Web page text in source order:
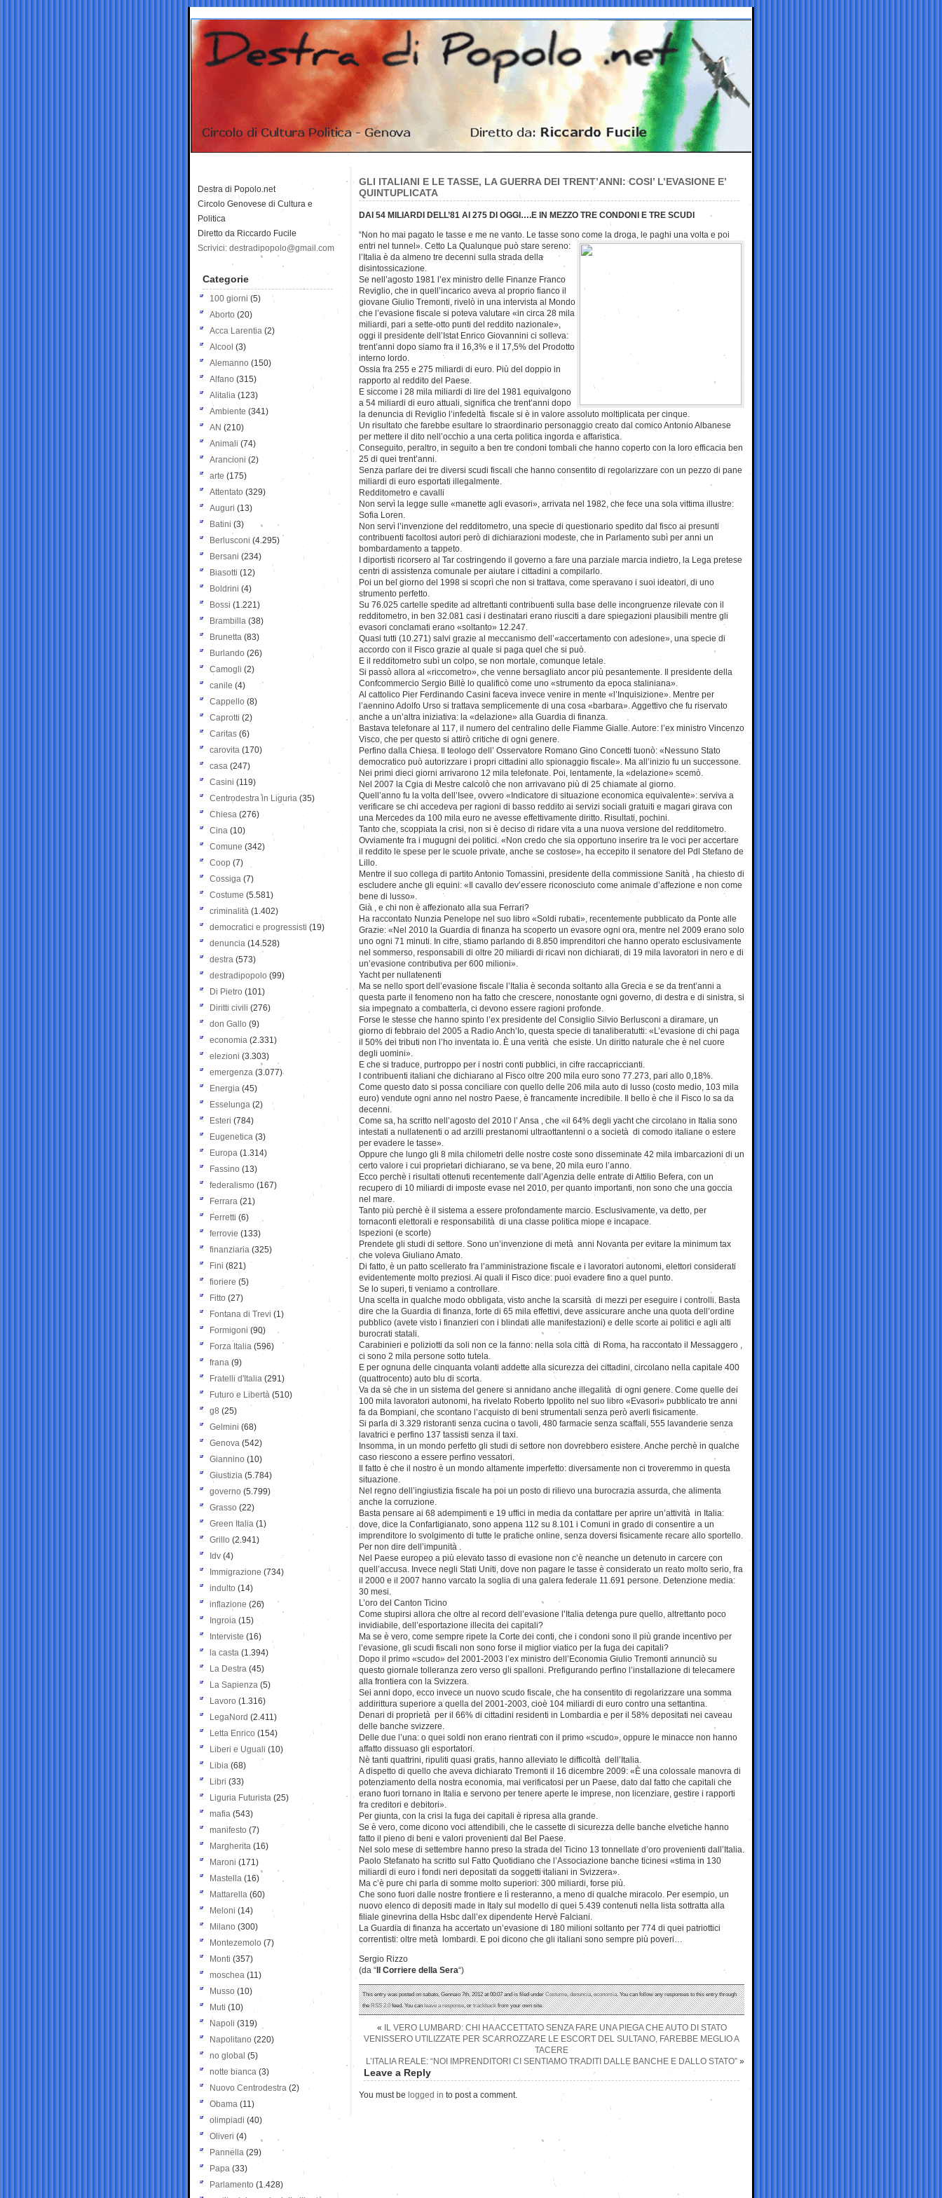
GLI ITALIANI E LE TASSE, LA GUERRA DEI TRENT’ANNI: COSI’ L’EVASIONE E’
QUINTUPLICATA
DAI 54 MILIARDI DELL’81 AI 275 DI OGGI….E IN MEZZO TRE CONDONI E TRE SCUDI
“Non ho mai pagato le tasse e me ne vanto. Le tasse sono come la droga, le paghi una volta e poi
entri nel tunnel». Cetto La Qualunque può stare sereno:
l’Italia è da almeno tre decenni sulla strada della
disintossicazione.
Se nell’agosto 1981 l’ex ministro delle Finanze Franco
Reviglio, che in quell’incarico aveva al proprio fianco il
giovane Giulio Tremonti, rivelò in una intervista al Mondo
che l’evasione fiscale si poteva valutare «in circa 28 mila
miliardi, pari a sette-otto punti del reddito nazionale»,
oggi il presidente dell’Istat Enrico Giovannini ci solleva:
trent’anni dopo siamo fra il 16,3% e il 17,5% del Prodotto
interno lordo.
Ossia fra 255 e 275 miliardi di euro. Più del doppio in
rapporto al reddito del Paese.
E siccome i 28 mila miliardi di lire del 1981 equivalgono
a 54 miliardi di euro attuali, significa che trent’anni dopo
la denuncia di Reviglio l’infedeltà fiscale si è in valore assoluto moltiplicata per cinque.
Un risultato che farebbe esultare lo straordinario personaggio creato dal comico Antonio Albanese
per mettere il dito nell’occhio a una certa politica ingorda e affaristica.
Conseguito, peraltro, in seguito a ben tre condoni tombali che hanno coperto con la loro efficacia ben
25 di quei trent’anni.
Senza parlare dei tre diversi scudi fiscali che hanno consentito di regolarizzare con un pezzo di pane
miliardi di euro esportati illegalmente.
Redditometro e cavalli
Non servì la legge sulle «manette agli evasori», arrivata nel 1982, che fece una sola vittima illustre:
Sofia Loren.
Non servì l’invenzione del redditometro, una specie di questionario spedito dal fisco ai presunti
contribuenti facoltosi autori però di dichiarazioni modeste, che in Parlamento subì per anni un
bombardamento a tappeto.
I diportisti ricorsero al Tar costringendo il governo a fare una parziale marcia indietro, la Lega pretese
centri di assistenza comunale per aiutare i cittadini a compilarlo.
Poi un bel giorno del 1998 si scoprì che non si trattava, come speravano i suoi ideatori, di uno
strumento perfetto.
Su 76.025 cartelle spedite ad altrettanti contribuenti sulla base delle incongruenze rilevate con il
redditometro, in ben 32.081 casi i destinatari erano riusciti a dare spiegazioni plausibili mentre gli
evasori conclamati erano «soltanto» 12.247.
Quasi tutti (10.271) salvi grazie al meccanismo dell’«accertamento con adesione», una specie di
accordo con il Fisco grazie al quale si paga quel che si può.
E il redditometro subì un colpo, se non mortale, comunque letale.
Si passò allora al «riccometro», che venne bersagliato ancor più pesantemente. Il presidente della
Confcommercio Sergio Billè lo qualificò come uno «strumento da epoca staliniana».
Al cattolico Pier Ferdinando Casini faceva invece venire in mente «l’Inquisizione». Mentre per
l’aennino Adolfo Urso si trattava semplicemente di una cosa «barbara». Aggettivo che fu riservato
anche a un’altra iniziativa: la «delazione» alla Guardia di finanza.
Bastava telefonare al 117, il numero del centralino delle Fiamme Gialle. Autore: l’ex ministro Vincenzo
Visco, che per questo si attirò critiche di ogni genere.
Perfino dalla Chiesa. Il teologo dell’ Osservatore Romano Gino Concetti tuonò: «Nessuno Stato
democratico può autorizzare i propri cittadini allo spionaggio fiscale». Ma all’inizio fu un successone.
Nei primi dieci giorni arrivarono 12 mila telefonate. Poi, lentamente, la «delazione» scemò.
Nel 2007 la Cgia di Mestre calcolò che non arrivavano più di 25 chiamate al giorno.
Quell’anno fu la volta dell’Isee, ovvero «Indicatore di situazione economica equivalente»: serviva a
verificare se chi accedeva per ragioni di basso reddito ai servizi sociali gratuiti e magari girava con
una Mercedes da 100 mila euro ne avesse effettivamente diritto. Risultati, pochini.
Tanto che, scoppiata la crisi, non si è deciso di ridare vita a una nuova versione del redditometro.
Ovviamente fra i mugugni dei politici. «Non credo che sia opportuno inserire tra le voci per accertare
il reddito le spese per le scuole private, anche se costose», ha eccepito il senatore del Pdl Stefano de
Lillo.
Mentre il suo collega di partito Antonio Tomassini, presidente della commissione Sanità , ha chiesto di
escludere anche gli equini: «Il cavallo dev’essere riconosciuto come animale d’affezione e non come
bene di lusso».
Già , e chi non è affezionato alla sua Ferrari?
Ha raccontato Nunzia Penelope nel suo libro «Soldi rubati», recentemente pubblicato da Ponte alle
Grazie: «Nel 2010 la Guardia di finanza ha scoperto un evasore ogni ora, mentre nel 2009 erano solo
uno ogni 71 minuti. In cifre, stiamo parlando di 8.850 imprenditori che hanno operato esclusivamente
nel sommerso, responsabili di oltre 20 miliardi di ricavi non dichiarati, di 19 mila lavoratori in nero e di
un’evasione contributiva per 600 milioni».
Yacht per nullatenenti
Ma se nello sport dell’evasione fiscale l’Italia è seconda soltanto alla Grecia e se da trent’anni a
questa parte il fenomeno non ha fatto che crescere, nonostante ogni governo, di destra e di sinistra, si
sia impegnato a combatterla, ci devono essere ragioni profonde.
Forse le stesse che hanno spinto l’ex presidente del Consiglio Silvio Berlusconi a diramare, un
giorno di febbraio del 2005 a Radio Anch’Io, questa specie di tanaliberatutti: «L’evasione di chi paga
il 50% dei tributi non l’ho inventata io. È una verità che esiste. Un diritto naturale che è nel cuore
degli uomini».
E che si traduce, purtroppo per i nostri conti pubblici, in cifre raccapriccianti.
I contribuenti italiani che dichiarano al Fisco oltre 200 mila euro sono 77.273, pari allo 0,18%.
Come questo dato si possa conciliare con quello delle 206 mila auto di lusso (costo medio, 103 mila
euro) vendute ogni anno nel nostro Paese, è francamente incredibile. Il bello è che il Fisco lo sa da
decenni.
Come sa, ha scritto nell’agosto del 2010 l’ Ansa , che «il 64% degli yacht che circolano in Italia sono
intestati a nullatenenti o ad arzilli prestanomi ultraottantenni o a società di comodo italiane o estere
per evadere le tasse».
Oppure che lungo gli 8 mila chilometri delle nostre coste sono disseminate 42 mila imbarcazioni di un
certo valore i cui proprietari dichiarano, se va bene, 20 mila euro l’anno.
Ecco perchè i risultati ottenuti recentemente dall’Agenzia delle entrate di Attilio Befera, con un
recupero di 10 miliardi di imposte evase nel 2010, per quanto importanti, non sono che una goccia
nel mare.
Tanto più perchè è il sistema a essere profondamente marcio. Esclusivamente, va detto, per
tornaconti elettorali e responsabilità di una classe politica miope e incapace.
Ispezioni (e scorte)
Prendete gli studi di settore. Sono un’invenzione di metà anni Novanta per evitare la minimum tax
che voleva Giuliano Amato.
Di fatto, è un patto scellerato fra l’amministrazione fiscale e i lavoratori autonomi, elettori considerati
evidentemente molto preziosi. Ai quali il Fisco dice: puoi evadere fino a quel punto.
Se lo superi, ti veniamo a controllare.
Una scelta in qualche modo obbligata, visto anche la scarsità di mezzi per eseguire i controlli. Basta
dire che la Guardia di finanza, forte di 65 mila effettivi, deve assicurare anche una quota dell’ordine
pubblico (avete visto i finanzieri con i blindati alle manifestazioni) e delle scorte ai politici e agli alti
burocrati statali.
Carabinieri e poliziotti da soli non ce la fanno: nella sola città di Roma, ha raccontato il Messaggero ,
ci sono 2 mila persone sotto tutela.
E per ognuna delle cinquanta volanti addette alla sicurezza dei cittadini, circolano nella capitale 400
(quattrocento) auto blu di scorta.
Va da sè che in un sistema del genere si annidano anche illegalità di ogni genere. Come quelle dei
100 mila lavoratori autonomi, ha rivelato Roberto Ippolito nel suo libro «Evasori» pubblicato tre anni
fa da Bompiani, che scontano l’acquisto di beni strumentali senza però averli fisicamente.
Si parla di 3.329 ristoranti senza cucina o tavoli, 480 farmacie senza scaffali, 555 lavanderie senza
lavatrici e perfino 137 tassisti senza il taxi.
Insomma, in un mondo perfetto gli studi di settore non dovrebbero esistere. Anche perchè in qualche
caso riescono a essere perfino vessatori.
Il fatto è che il nostro è un mondo altamente imperfetto: diversamente non ci troveremmo in questa
situazione.
Nel regno dell’ingiustizia fiscale ha poi un posto di rilievo una burocrazia assurda, che alimenta
anche la corruzione.
Basta pensare ai 68 adempimenti e 19 uffici in media da contattare per aprire un’attività in Italia:
dove, dice la Confartigianato, sono appena 112 su 8.101 i Comuni in grado di consentire a un
imprenditore lo svolgimento di tutte le pratiche online, senza doversi fisicamente recare allo sportello.
Per non dire dell’impunità .
Nel Paese europeo a più elevato tasso di evasione non c’è neanche un detenuto in carcere con
quell’accusa. Invece negli Stati Uniti, dove non pagare le tasse è considerato un reato molto serio, fra
il 2000 e il 2007 hanno varcato la soglia di una galera federale 11.691 persone. Detenzione media:
30 mesi.
L’oro del Canton Ticino
Come stupirsi allora che oltre al record dell’evasione l’Italia detenga pure quello, altrettanto poco
invidiabile, dell’esportazione illecita dei capitali?
Ma se è vero, come sempre ripete la Corte dei conti, che i condoni sono il più grande incentivo per
l’evasione, gli scudi fiscali non sono forse il miglior viatico per la fuga dei capitali?
Dopo il primo «scudo» del 2001-2003 l’ex ministro dell’Economia Giulio Tremonti annunciò su
questo giornale tolleranza zero verso gli spalloni. Prefigurando perfino l’installazione di telecamere
alla frontiera con la Svizzera.
Sei anni dopo, ecco invece un nuovo scudo fiscale, che ha consentito di regolarizzare una somma
addirittura superiore a quella del 2001-2003, cioè 104 miliardi di euro contro una settantina.
Denari di proprietà per il 66% di cittadini residenti in Lombardia e per il 58% depositati nei caveau
delle banche svizzere.
Delle due l’una: o quei soldi non erano rientrati con il primo «scudo», oppure le minacce non hanno
affatto dissuaso gli esportatori.
Nè tanti quattrini, ripuliti quasi gratis, hanno alleviato le difficoltà dell’Italia.
A dispetto di quello che aveva dichiarato Tremonti il 16 dicembre 2009: «È una colossale manovra di
potenziamento della nostra economia, mai verificatosi per un Paese, dato dal fatto che capitali che
erano fuori tornano in Italia e servono per tenere aperte le imprese, non licenziare, gestire i rapporti
fra creditori e debitori».
Per giunta, con la crisi la fuga dei capitali è ripresa alla grande.
Se è vero, come dicono voci attendibili, che le cassette di sicurezza delle banche elvetiche hanno
fatto il pieno di beni e valori provenienti dal Bel Paese.
Nel solo mese di settembre hanno preso la strada del Ticino 13 tonnellate d’oro provenienti dall’Italia.
Paolo Stefanato ha scritto sul Fatto Quotidiano che l’Associazione banche ticinesi «stima in 130
miliardi di euro i fondi neri depositati da soggetti italiani in Svizzera».
Ma c’è pure chi parla di somme molto superiori: 300 miliardi, forse più.
Che sono fuori dalle nostre frontiere e lì resteranno, a meno di qualche miracolo. Per esempio, un
nuovo elenco di depositi made in Italy sul modello di quei 5.439 contenuti nella lista sottratta alla
filiale ginevrina della Hsbc dall’ex dipendente Hervè Falciani.
La Guardia di finanza ha accertato un’evasione di 180 milioni soltanto per 774 di quei patriottici
correntisti: oltre metà lombardi. E poi dicono che gli italiani sono sempre più poveri…
Sergio Rizzo
(da “ Il Corriere della Sera“)
This entry was posted on sabato, Gennaio 7th, 2012 at 00:07 and is filed underCostume,denuncia,economia. You can follow any responses to this entry through
theRSS 2.0feed. You canleave a response, ortrackbackfrom your own site.
«
IL VERO LUMBARD: CHI HA ACCETTATO SENZA FARE UNA PIEGA CHE AUTO DI STATO
VENISSERO UTILIZZATE PER SCARROZZARE LE ESCORT DEL SULTANO, FAREBBE MEGLIO A
TACERE
L’ITALIA REALE: “NOI IMPRENDITORI CI SENTIAMO TRADITI DALLE BANCHE E DALLO STATO” »
Leave a Reply
You must be logged in to post a comment.
Destra di Popolo.net
Circolo Genovese di Cultura e
Politica
Diretto da Riccardo Fucile
Scrivici: destradipopolo@gmail.com
Categorie
100 giorni (5)
Aborto (20)
Acca Larentia (2)
Alcool (3)
Alemanno (150)
Alfano (315)
Alitalia (123)
Ambiente (341)
AN (210)
Animali (74)
Arancioni (2)
arte (175)
Attentato (329)
Auguri (13)
Batini (3)
Berlusconi (4.295)
Bersani (234)
Biasotti (12)
Boldrini (4)
Bossi (1.221)
Brambilla (38)
Brunetta (83)
Burlando (26)
Camogli (2)
canile (4)
Cappello (8)
Caprotti (2)
Caritas (6)
carovita (170)
casa (247)
Casini (119)
Centrodestra in Liguria (35)
Chiesa (276)
Cina (10)
Comune (342)
Coop (7)
Cossiga (7)
Costume (5.581)
criminalità (1.402)
democratici e progressisti (19)
denuncia (14.528)
destra (573)
destradipopolo (99)
Di Pietro (101)
Diritti civili (276)
don Gallo (9)
economia (2.331)
elezioni (3.303)
emergenza (3.077)
Energia (45)
Esselunga (2)
Esteri (784)
Eugenetica (3)
Europa (1.314)
Fassino (13)
federalismo (167)
Ferrara (21)
Ferretti (6)
ferrovie (133)
finanziaria (325)
Fini (821)
fioriere (5)
Fitto (27)
Fontana di Trevi (1)
Formigoni (90)
Forza Italia (596)
frana (9)
Fratelli d'Italia (291)
Futuro e Libertà (510)
g8 (25)
Gelmini (68)
Genova (542)
Giannino (10)
Giustizia (5.784)
governo (5.799)
Grasso (22)
Green Italia (1)
Grillo (2.941)
Idv (4)
Immigrazione (734)
indulto (14)
inflazione (26)
Ingroia (15)
Interviste (16)
la casta (1.394)
La Destra (45)
La Sapienza (5)
Lavoro (1.316)
LegaNord (2.411)
Letta Enrico (154)
Liberi e Uguali (10)
Libia (68)
Libri (33)
Liguria Futurista (25)
mafia (543)
manifesto (7)
Margherita (16)
Maroni (171)
Mastella (16)
Mattarella (60)
Meloni (14)
Milano (300)
Montezemolo (7)
Monti (357)
moschea (11)
Musso (10)
Muti (10)
Napoli (319)
Napolitano (220)
no global (5)
notte bianca (3)
Nuovo Centrodestra (2)
Obama (11)
olimpiadi (40)
Oliveri (4)
Pannella (29)
Papa (33)
Parlamento (1.428)